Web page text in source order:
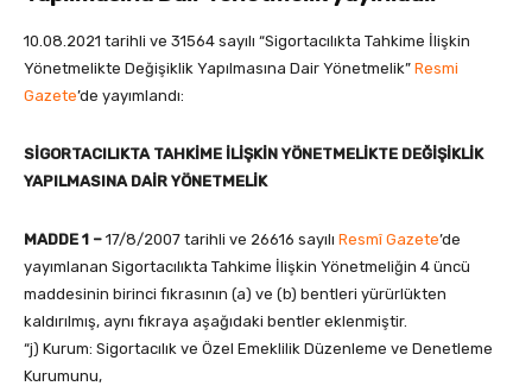
10.08.2021 tarihli ve 31564 sayılı “Sigortacılıkta Tahkime İlişkin
Yönetmelikte Değişiklik Yapılmasına Dair Yönetmelik” Resmi
Gazete’de yayımlandı:
SİGORTACILIKTA TAHKİME İLİŞKİN YÖNETMELİKTE DEĞİŞİKLİK
YAPILMASINA DAİR YÖNETMELİK
MADDE 1 – 17/8/2007 tarihli ve 26616 sayılı Resmî Gazete’de
yayımlanan Sigortacılıkta Tahkime İlişkin Yönetmeliğin 4 üncü
maddesinin birinci fıkrasının (a) ve (b) bentleri yürürlükten
kaldırılmış, aynı fıkraya aşağıdaki bentler eklenmiştir.
“j) Kurum: Sigortacılık ve Özel Emeklilik Düzenleme ve Denetleme
Kurumunu,